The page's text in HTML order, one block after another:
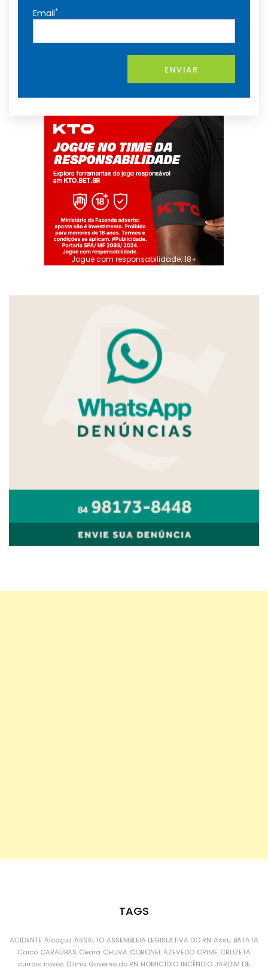
Email*
ENVIAR
Jogue com responsabilidade. 18+
TAGS
ACIDENTE Alcaçuz ASSALTO ASSEMBLEIA LEGISLATIVA DO RN Assu BATATA
Caicó CARAÚBAS Ceará CHUVA CORONEL AZEVEDO CRIME CRUZETA
currais novos Dilma Governo do RN HOMICÍDIO INCÊNDIO JARDIM DE